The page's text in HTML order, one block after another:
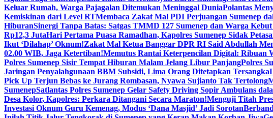
Keluar Rumah, Warga Pajagalan Ditemukan Meninggal DuniaPolantas
Kemiskinan dari Level RTMembaca Zakat Mal PDI Perjuangan Sumenep
HiburanSinergi Tanpa Batas: Satgas TMMD 127 Sumenep dan Warga
Rp12,3 JutaHari Pertama Puasa Ramadhan, Kapolres Sumenep Sidak
Ikut ‘Dilahap’ Oknum!Zakat Mal Ketua Banggar DPR RI Said Abdullah
02.00 WIB, Jaga Ketertiban!Memutus Rantai Keterpencilan Digital: Ribuan
Polres Sumenep Sisir Tempat Hiburan Malam Jelang Libur PanjangPolres
Jaringan Penyalahgunaan BBM Subsidi, Lima Orang Ditetapkan Tersangka
Pick Up Terjun Bebas ke Jurang Rombasan, Nyawa Sujianto Tak Tertolong
SumenepSatlantas Polres Sumenep Gelar Safety Driving Sopir Ambulans
Desa Kolor, Kapolres: Perkara Ditangani Secara Maraton!Menguji Titah
Investasi Oknum Guru Kemenag, Modus ‘Dana Masjid’ Jadi Sorotan